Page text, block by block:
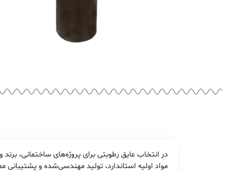
در انتخاب عایق رطوبتی برای پروژه‌های ساختمانی،
مواد اولیه استاندارد، تولید مهندسی‌شده و